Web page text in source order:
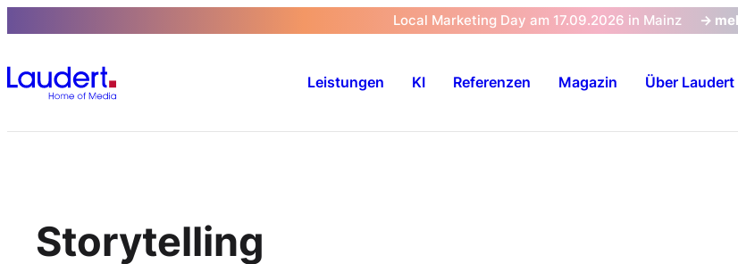
springen
Local Marketing Day am 17.09.2026 in Mainz ->
Leistungen KI Referenzen Magazin Über Laudert
Storytelling